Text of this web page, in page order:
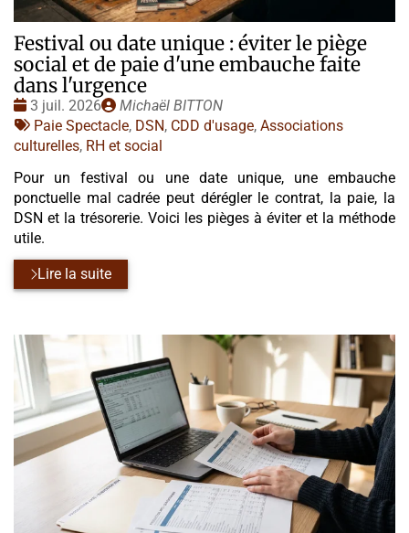
Festival ou date unique : éviter le piège
social et de paie d'une embauche faite
dans l'urgence
Date
:
3 juil. 2026
Publié
par
Michaël BITTON
Tags
:
Paie Spectacle, DSN, CDD d'usage, Associations
culturelles, RH et social
Pour un festival ou une date unique, une embauche
ponctuelle mal cadrée peut dérégler le contrat, la paie, la
DSN et la trésorerie. Voici les pièges à éviter et la méthode
utile.
Lire la suite